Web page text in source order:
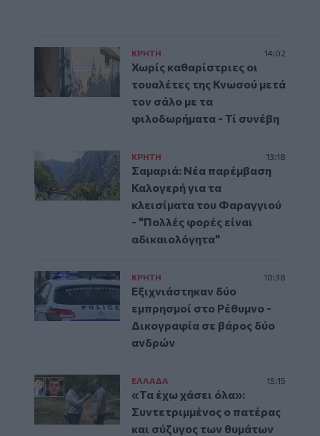
ΚΡΗΤΗ 14:02
Χωρίς καθαρίστριες οι
τουαλέτες της Κνωσού μετά
τον σάλο με τα
φιλοδωρήματα - Τί συνέβη
ΚΡΗΤΗ 13:18
Σαμαριά: Νέα παρέμβαση
Καλογερή για τα
κλεισίματα του Φαραγγιού
- "Πολλές φορές είναι
αδικαιολόγητα"
ΚΡΗΤΗ 10:38
Εξιχνιάστηκαν δύο
εμπρησμοί στο Ρέθυμνο -
Δικογραφία σε βάρος δύο
ανδρών
ΕΛΛAΔΑ 15:15
«Τα έχω χάσει όλα»:
Συντετριμμένος ο πατέρας
και σύζυγος των θυμάτων